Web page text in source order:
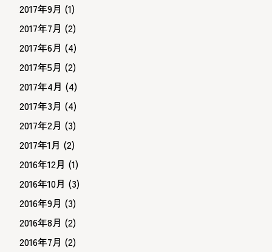
2017年9月 (1)
2017年7月 (2)
2017年6月 (4)
2017年5月 (2)
2017年4月 (4)
2017年3月 (4)
2017年2月 (3)
2017年1月 (2)
2016年12月 (1)
2016年10月 (3)
2016年9月 (3)
2016年8月 (2)
2016年7月 (2)